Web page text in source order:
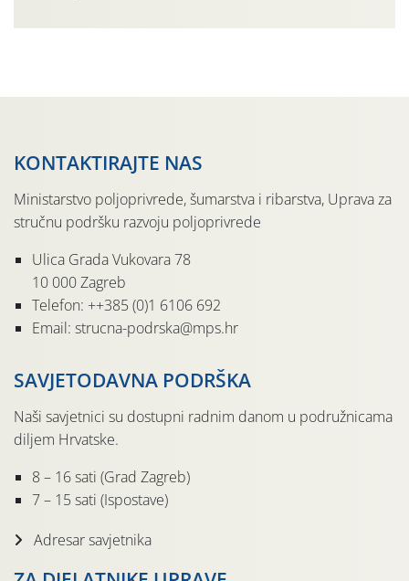
KONTAKTIRAJTE NAS
Ministarstvo poljoprivrede, šumarstva i ribarstva, Uprava za
stručnu podršku razvoju poljoprivrede
Ulica Grada Vukovara 78
10 000 Zagreb
Telefon: ++385 (0)1 6106 692
Email: strucna-podrska@mps.hr
SAVJETODAVNA PODRŠKA
Naši savjetnici su dostupni radnim danom u podružnicama
diljem Hrvatske.
8 – 16 sati (Grad Zagreb)
7 – 15 sati (Ispostave)
Adresar savjetnika